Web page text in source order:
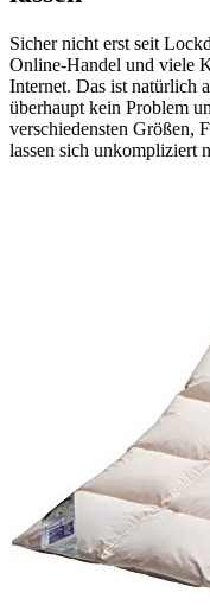
Sicher nicht erst seit
Online-Handel und viele
Internet. Das ist natürlich
überhaupt kein Problem
verschiedensten Größen,
lassen sich unkompliziert